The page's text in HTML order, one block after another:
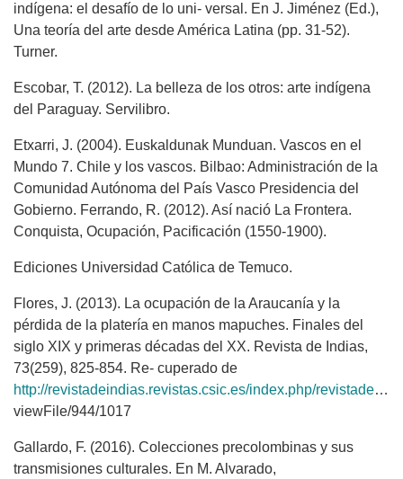
indígena: el desafío de lo uni- versal. En J. Jiménez (Ed.),
Una teoría del arte desde América Latina (pp. 31-52).
Turner.
Escobar, T. (2012). La belleza de los otros: arte indígena
del Paraguay. Servilibro.
Etxarri, J. (2004). Euskaldunak Munduan. Vascos en el
Mundo 7. Chile y los vascos. Bilbao: Administración de la
Comunidad Autónoma del País Vasco Presidencia del
Gobierno. Ferrando, R. (2012). Así nació La Frontera.
Conquista, Ocupación, Pacificación (1550-1900).
Ediciones Universidad Católica de Temuco.
Flores, J. (2013). La ocupación de la Araucanía y la
pérdida de la platería en manos mapuches. Finales del
siglo XIX y primeras décadas del XX. Revista de Indias,
73(259), 825-854. Re- cuperado de
http://revistadeindias.revistas.csic.es/index.php/revistadeindias/article/
viewFile/944/1017
Gallardo, F. (2016). Colecciones precolombinas y sus
transmisiones culturales. En M. Alvarado,